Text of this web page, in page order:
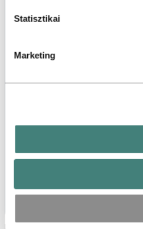
Statisztikai
Marketing